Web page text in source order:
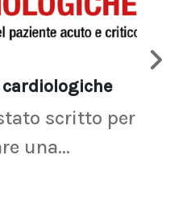
scritto per
una...